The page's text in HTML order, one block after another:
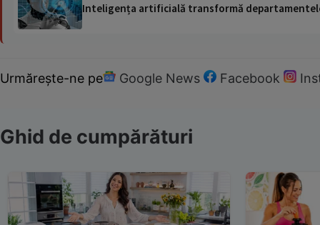
Inteligența artificială transformă
Urmărește-ne pe Google News Facebook
Ghid de cumpărături